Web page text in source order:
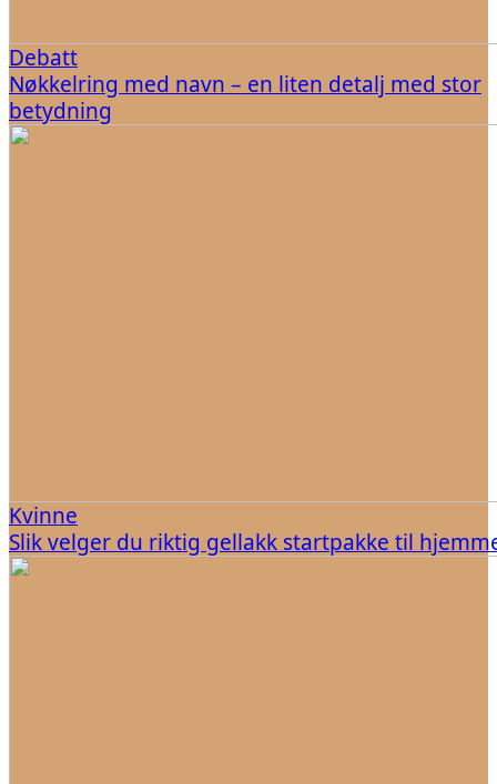
Debatt
Nøkkelring med navn – en liten detalj med stor
betydning
Kvinne
Slik velger du riktig gellakk startpakke til